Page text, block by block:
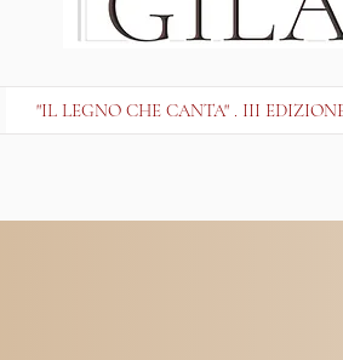
"IL LEGNO CHE CANTA" . III